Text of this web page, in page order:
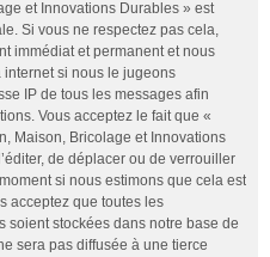
et Innovations Durables » est
Si vous ne respectez pas cela,
immédiat et permanent et nous
internet si nous le jugeons
IP de tous les messages afin
Vous acceptez le fait que «
Maison, Bricolage et Innovations
de déplacer ou de verrouiller
si nous estimons que cela est
acceptez que toutes les
soient stockées dans notre base de
sera pas diffusée à une tierce